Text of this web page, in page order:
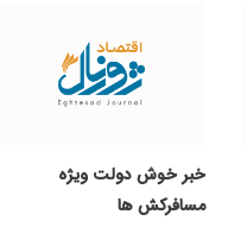
خبر خوش دولت ویژه
مسافرکش‌ ها